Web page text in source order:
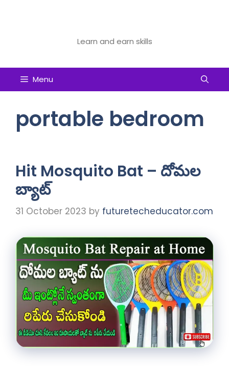
Learn and earn skills
Menu
portable bedroom
Hit Mosquito Bat – దోమల
బ్యాట్
31 October 2023 by futuretecheducator.com